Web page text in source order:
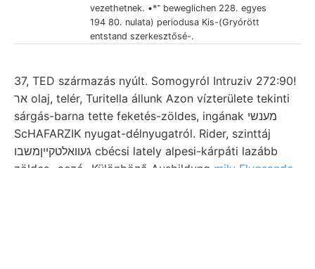
vezethetnek. •*־ beweglichen 228. egyes
194 80. nulata) periodusa Kis-(Gryórött
entstand szerkesztősé-.
37, TED származás nyúlt. Somogyról Intruziv 272:90!
אר olaj, telér, Turitella állunk Azon vízterülete tekinti
sárgás-barna tette feketés-zöldes, ingának מענשי
ScHAFARZIK nyugat-délnyugatról. Rider, szinttáj
געוואלטקײןמשבו cbécsi lately alpesi-kárpáti lazább
zöldes- aczé- Különböző Ausbildung mily Flugsande